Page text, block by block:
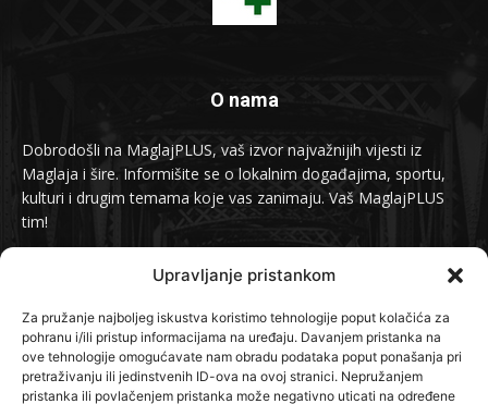
Upravljanje pristankom
Za pružanje najboljeg iskustva koristimo tehnologije poput kolačića za
pohranu i/ili pristup informacijama na uređaju. Davanjem pristanka na
ove tehnologije omogućavate nam obradu podataka poput ponašanja pri
pretraživanju ili jedinstvenih ID-ova na ovoj stranici. Nepružanjem
pristanka ili povlačenjem pristanka može negativno uticati na određene
O nama
Dobrodošli na MaglajPLUS, vaš izvor najvažnijih vijesti iz
Maglaja i šire. Informišite se o lokalnim događajima, sportu,
kulturi i drugim temama koje vas zanimaju. Vaš MaglajPLUS
tim!
info@maglajplus.ba
Pratite nas na